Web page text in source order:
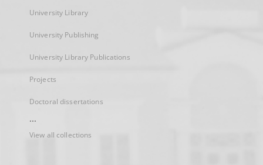
University Library
University Publishing
University Library Publications
Projects
Doctoral dissertations
...
View all collections